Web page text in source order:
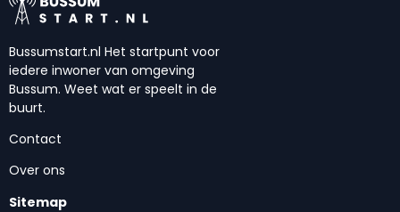
Bussumstart.nl Het startpunt voor
iedere inwoner van omgeving
Bussum. Weet wat er speelt in de
buurt.
Contact
Over ons
Sitemap